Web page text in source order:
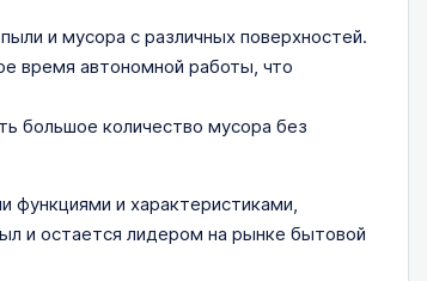
и мусора с различных поверхностей.
время автономной работы, что
большое количество мусора без
функциями и характеристиками,
и остается лидером на рынке бытовой